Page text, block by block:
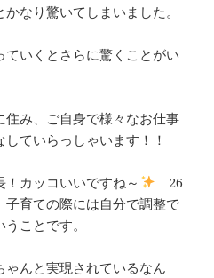
なり驚いてしまいました。
いくとさらに驚くことがい
住み、ご自身で様々なお仕事
ていらっしゃいます！！
カッコいいですね～
26
子育ての際には自分で調整で
ことです。
んと実現されているなん